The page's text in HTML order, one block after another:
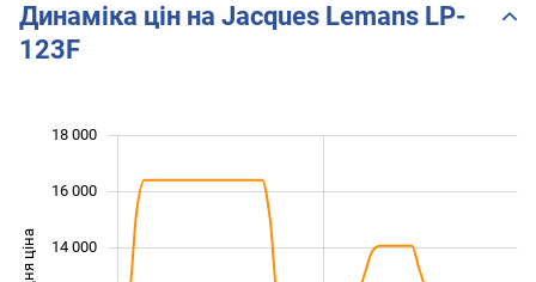
Динаміка цін на Jacques Lemans LP-
123F
14 000
18 000
16 000